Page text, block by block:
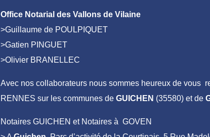
Office Notarial des Vallons de Vilaine
>Guillaume de POULPIQUET
>Gatien PINGUET
>Olivier BRANELLEC
Avec nos collaborateurs nous sommes heureux de vous
RENNES sur les communes deGUICHEN (35580) et de
Notaires GUICHEN et Notaires à GOVEN